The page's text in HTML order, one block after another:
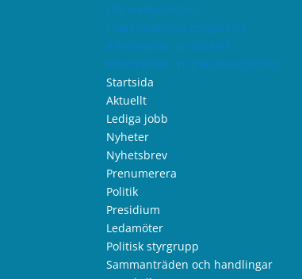
Om webbplatsen
Tillgänglighetsredogörelse
Information om cookies
Information om personuppgifter
Startsida
Aktuellt
Lediga jobb
Nyheter
Nyhetsbrev
Prenumerera
Politik
Presidium
Ledamöter
Politisk styrgrupp
Sammanträden och handlingar